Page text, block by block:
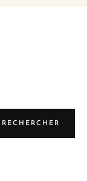
RECHERCHER